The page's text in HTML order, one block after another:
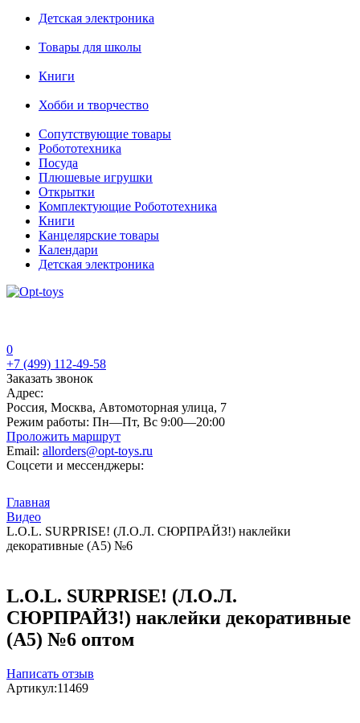
Детская электроника
Товары для школы
Книги
Хобби и творчество
Сопутствующие товары
Робототехника
Посуда
Плюшевые игрушки
Открытки
Комплектующие Робототехника
Книги
Канцелярские товары
Календари
Детская электроника
0
+7 (499) 112-49-58
Заказать звонок
Адрес:
Россия, Москва, Автомоторная улица, 7
Режим работы: Пн—Пт, Вс 9:00—20:00
Проложить маршрут
Email: allorders@opt-toys.ru
Соцсети и мессенджеры:
Главная
Видео
L.O.L. SURPRISE! (Л.О.Л. СЮРПРАЙЗ!) наклейки
декоративные (А5) №6
L.O.L. SURPRISE! (Л.О.Л.
СЮРПРАЙЗ!) наклейки декоративные
(А5) №6 оптом
Написать отзыв
Артикул:11469